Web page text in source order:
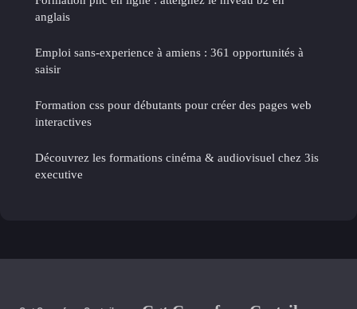
anglais
Emploi sans-experience à amiens : 361 opportunités à
saisir
Formation css pour débutants pour créer des pages web
interactives
Découvrez les formations cinéma & audiovisuel chez 3is
executive